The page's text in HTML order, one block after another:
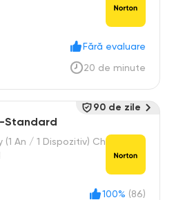
Fără evaluare
20 de minute
Standard
An / 1 Dispozitiv) Ch
100% (86)
90 de zile